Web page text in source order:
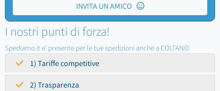
INVITA UN AMICO
I nostri punti di forza!
Spediamo.it e' presente per le tue spedizioni anche a COLTANO
1) Tariffe competitive
2) Trasparenza